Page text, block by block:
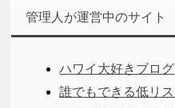
管理人が運営中のサイト
ハワイ大好きブログ
誰でもできる低リ